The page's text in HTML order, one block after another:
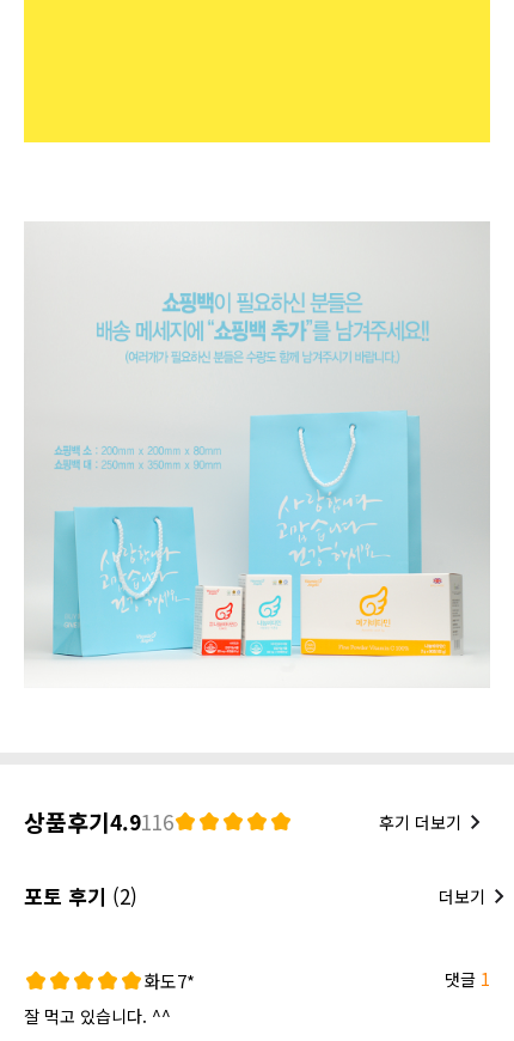
상품후기4.9116 후기 더보기
포토 후기 (2) 더보기
화도7* 댓글 1
잘 먹고 있습니다. ^^